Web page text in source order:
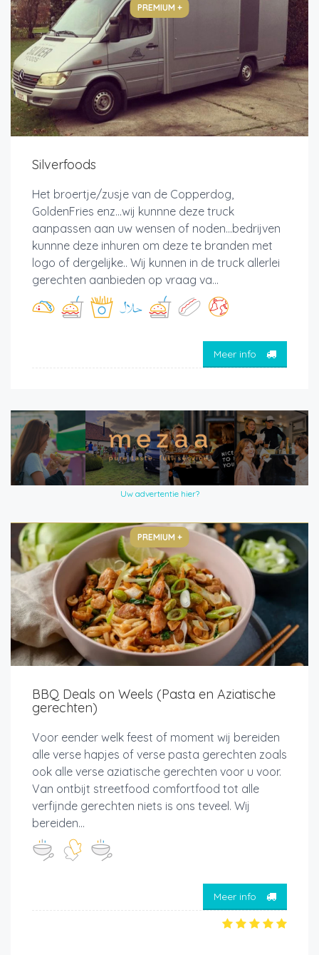
PREMIUM +
Silverfoods
Het broertje/zusje van de Copperdog,
GoldenFries enz...wij kunnne deze truck
aanpassen aan uw wensen of noden...bedrijven
kunnne deze inhuren om deze te branden met
logo of dergelijke.. Wij kunnen in de truck allerlei
gerechten aanbieden op vraag va...
Meer info
Uw advertentie hier?
PREMIUM +
BBQ Deals on Weels (Pasta en Aziatische
gerechten)
Voor eender welk feest of moment wij bereiden
alle verse hapjes of verse pasta gerechten zoals
ook alle verse aziatische gerechten voor u voor.
Van ontbijt streetfood comfortfood tot alle
verfijnde gerechten niets is ons teveel. Wij
bereiden...
Meer info